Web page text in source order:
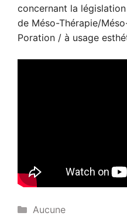
concernant la
de Méso-Thérapie/
Poration / à usage
Catégories
Aucune